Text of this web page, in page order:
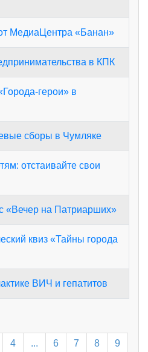
МедиаЦентра «Банан»
в КПК
в
сборы в Чумляке
отстаивайте свои
«Вечер на Патриарших»
квиз «Тайны города
ВИЧ и гепатитов
4 ... 6 7 8 9